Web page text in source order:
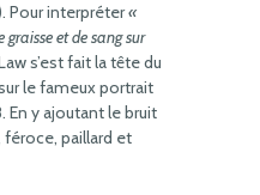
Pour interpréter«
et de sang sur
s’est fait la tête du
le fameux portrait
En y ajoutant le bruit
féroce, paillard et